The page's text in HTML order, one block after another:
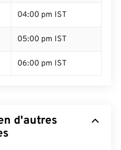
04:00 pm IST
05:00 pm IST
06:00 pm IST
d'autres